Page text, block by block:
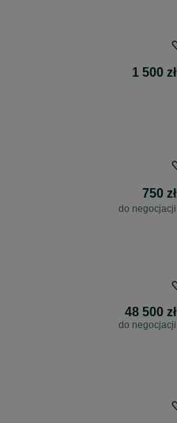
1 500 zł
750 zł
do negocjacji
48 500 zł
do negocjacji